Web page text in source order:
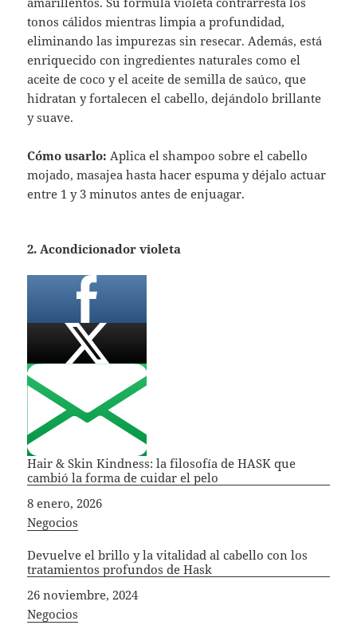
tonos cálidos mientras limpia a profundidad,
eliminando las impurezas sin resecar. Además, está
enriquecido con ingredientes naturales como el
aceite de coco y el aceite de semilla de saúco, que
hidratan y fortalecen el cabello, dejándolo brillante
y suave.
Cómo usarlo: Aplica el shampoo sobre el cabello
mojado, masajea hasta hacer espuma y déjalo actuar
entre 1 y 3 minutos antes de enjuagar.
2. Acondicionador violeta
Hair & Skin Kindness: la filosofía de HASK que
cambió la forma de cuidar el pelo
Fecha
8 enero, 2026
In relation to
Negocios
Devuelve el brillo y la vitalidad al cabello con los
tratamientos profundos de Hask
Fecha
26 noviembre, 2024
In relation to
Negocios